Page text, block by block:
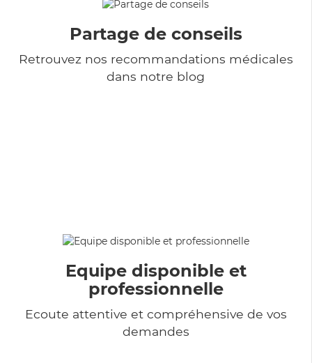
Partage de conseils
Retrouvez nos recommandations médicales
dans notre blog
Equipe disponible et
professionnelle
Ecoute attentive et compréhensive de vos
demandes